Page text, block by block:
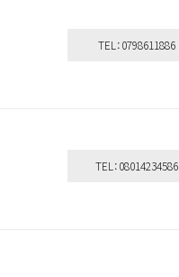
TEL：0798611886
TEL：08014234586